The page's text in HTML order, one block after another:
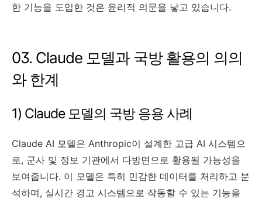
한 기능을 도입한 것은 윤리적 의문을 낳고 있습니다.
03. Claude 모델과 국방 활용의 의의
와 한계
1) Claude 모델의 국방 응용 사례
Claude AI 모델은 Anthropic이 설계한 고급 AI 시스템으
로, 군사 및 정보 기관에서 다방면으로 활용될 가능성을
보여줍니다. 이 모델은 특히 민감한 데이터를 처리하고 분
석하며, 실시간 경고 시스템으로 작동할 수 있는 기능을